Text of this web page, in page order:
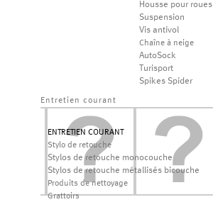
Housse pour roues
Suspension
Vis antivol
Chaîne à neige
AutoSock
Turisport
Spikes Spider
Entretien courant
ENTRETIEN COURANT
Stylo de retouche
Stylos de retouche monocouche
Stylos de retouche métallisés bicouche
Produits de nettoyage
Grattoirs